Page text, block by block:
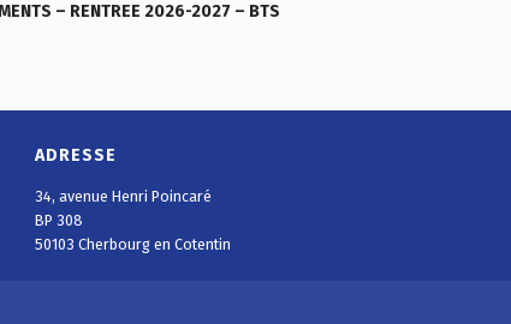
– RENTREE 2026-2027 – BTS
ADRESSE
34, avenue Henri Poincaré
BP 308
50103 Cherbourg en Cotentin